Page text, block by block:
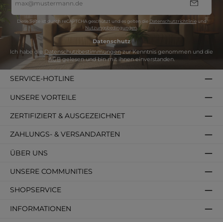
Mail-
Adresse
Diese Seite ist durch reCAPTCHA geschützt und es gelten die Datenschutzrichtlinieund
Nutzungsbedingungen.
Datenschutz
Ich habe die Datenschutzbestimmungenzur Kenntnis genommen und die
AGBgelesen und bin mit ihnen einverstanden.
SERVICE-HOTLINE
SHOPSERVICE
INFORMATIONEN
ZAHLUNGS- & VERSANDARTEN
ÜBER UNS
ZERTIFIZIERT & AUSGEZEICHNET
UNSERE VORTEILE
UNSERE COMMUNITIES